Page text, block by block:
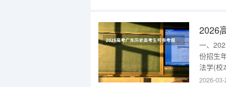
一、
份招生
法学(校
盲
2026-